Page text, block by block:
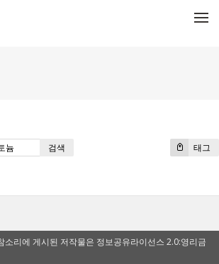
태그
검색
소리에 게시된 저작물은 정보공유라이선스 2.0:영리금